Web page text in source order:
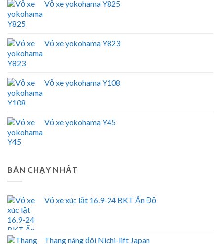
Vỏ xe yokohama Y825
Vỏ xe yokohama Y823
Vỏ xe yokohama Y108
Vỏ xe yokohama Y45
BÁN CHẠY NHẤT
Vỏ xe xúc lật 16.9-24 BKT Ấn Độ
Thang nâng đôi Nichi-lift Japan